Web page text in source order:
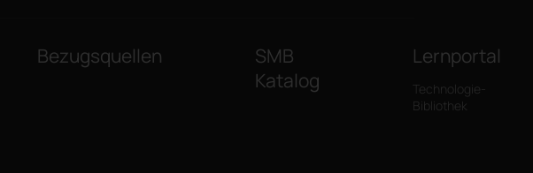
Bezugsquellen
SMB
Katalog
Lernportal
Technologie-
Bibliothek